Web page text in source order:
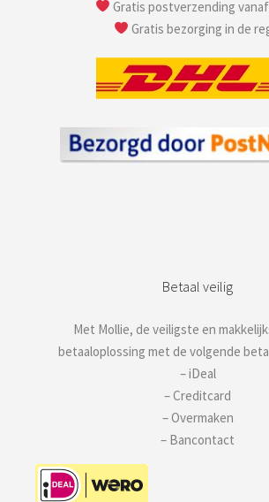
Gratis postverzending vanaf
Gratis bezorging in de
Betaal veilig
Met Mollie, de veiligste en
betaaloplossing met de volgende
– iDeal
– Creditcard
– Overmaken
– Bancontact